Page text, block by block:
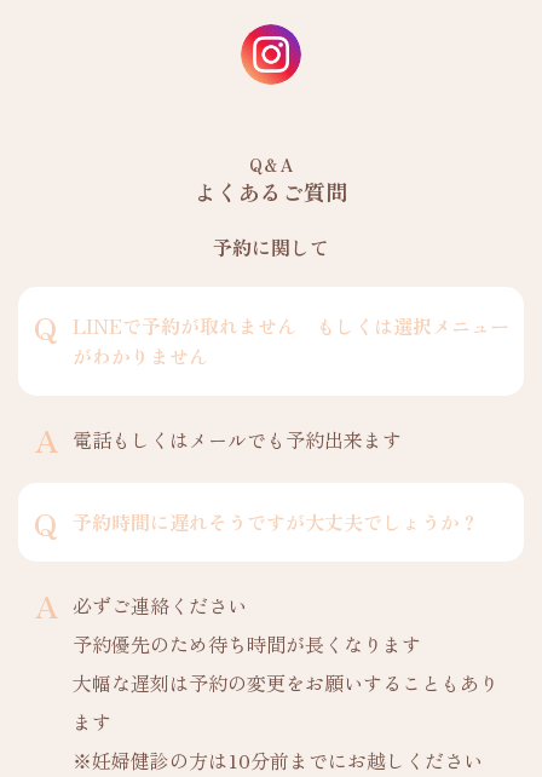
Q＆A
よくあるご質問
予約に関して
LINEで予約が取れません もしくは選択メニュー
がわかりません
電話もしくはメールでも予約出来ます
予約時間に遅れそうですが大丈夫でしょうか？
必ずご連絡ください
予約優先のため待ち時間が長くなります
大幅な遅刻は予約の変更をお願いすることもあり
ます
※妊婦健診の方は10分前までにお越しください